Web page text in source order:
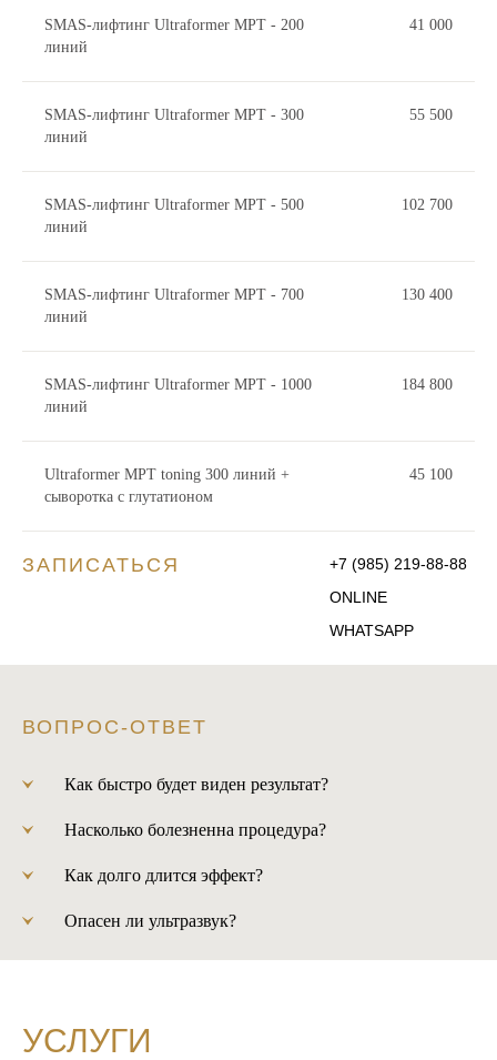
SMAS-лифтинг Ultraformer MPT - 200
линий
41 000
SMAS-лифтинг Ultraformer MPT - 300
линий
55 500
SMAS-лифтинг Ultraformer MPT - 500
линий
102 700
SMAS-лифтинг Ultraformer MPT - 700
линий
130 400
SMAS-лифтинг Ultraformer MPT - 1000
линий
184 800
Ultraformer MPT toning 300 линий +
сыворотка с глутатионом
45 100
WHATSAPP
ONLINE
+7 (985) 219-88-88
ЗАПИСАТЬСЯ
ВОПРОС-ОТВЕТ
Как быстро будет виден результат?
Насколько болезненна процедура?
Как долго длится эффект?
Опасен ли ультразвук?
УСЛУГИ